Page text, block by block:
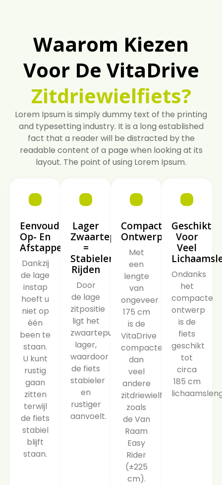
Waarom Kiezen
Voor De VitaDrive
Zitdriewielfiets?
Lorem Ipsum is simply dummy text of the printing
and typesetting industry. It is a long established
fact that a reader will be distracted by the
readable content of a page when looking at its
layout. The point of using Lorem Ipsum.
Eenvoudig
Op- En
Afstappen
Dankzij
de lage
instap
hoeft u
niet op
één
been te
staan.
U kunt
rustig
gaan
zitten
terwijl
de fiets
stabiel
blijft
staan.
Lager
Zwaartepunt
=
Stabieler
Rijden
Door
de lage
zitpositie
ligt het
zwaartepunt
lager,
waardoor
de fiets
stabieler
en
rustiger
aanvoelt.
Compact
Ontwerp
Met
een
lengte
van
ongeveer
175 cm
is de
VitaDrive
compacter
dan
veel
andere
zitdriewielfietsen,
zoals
de Van
Raam
Easy
Rider
(±225
cm).
Geschikt
Voor
Veel
Ondanks
het
compacte
ontwerp
is de
fiets
geschikt
tot
circa
185 cm